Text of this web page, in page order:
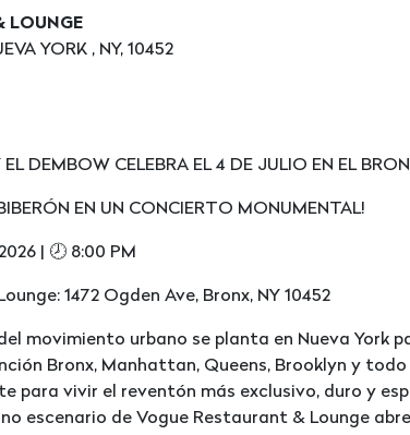
LOUNGE
YORK , NY, 10452
DEMBOW CELEBRA EL 4 DE JULIO EN EL
EN UN CONCIERTO MONUMENTAL!
| 🕗 8:00 PM
1472 Ogden Ave, Bronx, NY 10452
movimiento urbano se planta en Nueva York
Bronx, Manhattan, Queens, Brooklyn y
para vivir el reventón más exclusivo, duro y
escenario de Vogue Restaurant & Lounge